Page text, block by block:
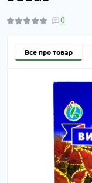
0
Все про товар